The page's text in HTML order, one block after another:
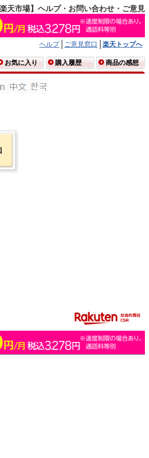
楽天市場】ヘルプ・お問い合わせ・ご意見
ヘルプ ご意見窓口
楽天トップへ
お気に入り 購入履歴 商品の感想